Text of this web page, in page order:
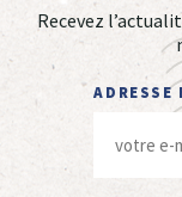
Recevez
ADRESSE